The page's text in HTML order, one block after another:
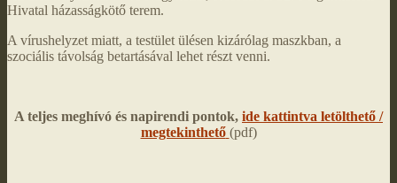
Hivatal házasságkötő terem.
A vírushelyzet miatt, a testület ülésen kizárólag maszkban, a
szociális távolság betartásával lehet részt venni.
A teljes meghívó és napirendi pontok, ide kattintva letölthető /
megtekinthető (pdf)